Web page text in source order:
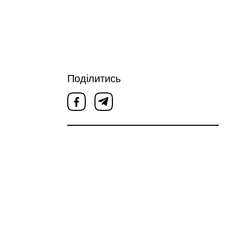
Поділитись